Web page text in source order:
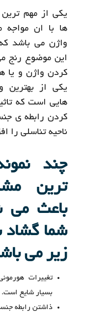
یکی از مهم ترین
ها با ان مواجه
واژن می باشد
این موضوع رنج
کردن واژن و یا
یکی از بهترین
هایی است که
کردن رابطه ی
ناحیه تناسلی را
چند
ترین
باعث می
شما گشاد
زیر می
تغییرات
بسیار شایع است.
ذاشتن رابطه